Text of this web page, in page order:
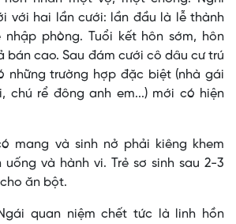
với hai lần cưới: lần đầu là lễ thành
nhập phòng. Tuổi kết hôn sớm, hôn
bán cao. Sau đám cưới cô dâu cư trú
những trường hợp đặc biệt (nhà gái
chú rể đông anh em...) mới có hiện
mang và sinh nở phải kiêng khem
và hành vi. Trẻ sơ sinh sau 2-3
ăn bột.
quan niệm chết tức là linh hồn